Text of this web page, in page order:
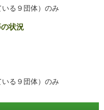
る９団体）のみ
状況
る９団体）のみ